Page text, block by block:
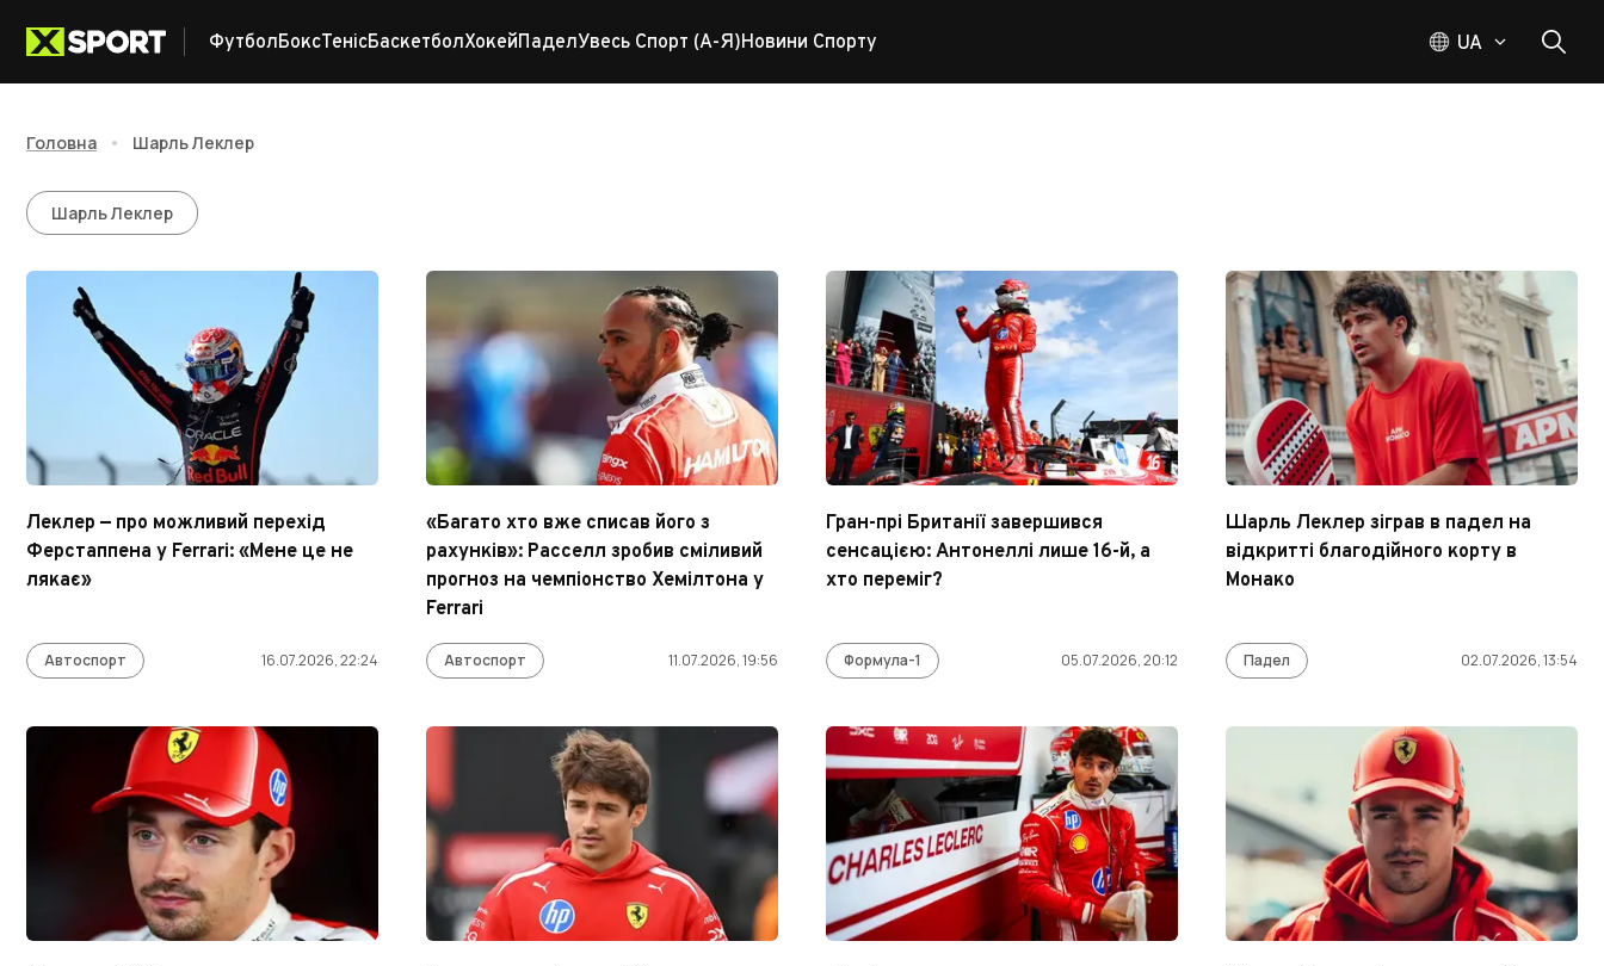
ФутболБоксТенісБаскетболХокейПаделУвесь Спорт (А-Я)Новини Спорту UA
Головна • Шарль Леклер
Шарль Леклер
Шарль Леклер
Леклер — про можливий перехід
Ферстаппена у Ferrari: «Мене це не
лякає»
Автоспорт 16.07.2026, 22:24
«Багато хто вже списав його з
рахунків»: Расселл зробив сміливий
прогноз на чемпіонство Хемілтона у
Ferrari
Автоспорт 11.07.2026, 19:56
Гран-прі Британії завершився
сенсацією: Антонеллі лише 16-й, а
хто переміг?
Формула-1 05.07.2026, 20:12
Шарль Леклер зіграв в падел на
відкритті благодійного корту в
Монако
Падел 02.07.2026, 13:54